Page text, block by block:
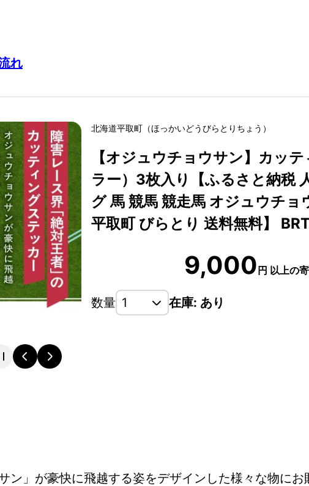
れ
北海道平取町 （ほっかいどうびらとりちょう ）
【オジュウチョウサン】カッ
ラー）3枚入り【ふるさと納税
グ 馬 競馬 競走馬 オジュウチョ
平取町 びらとり 送料無料】
9,000円 以上の
数量 在庫: あり
ン」が豪快に飛越する姿をデザインした様々な物に